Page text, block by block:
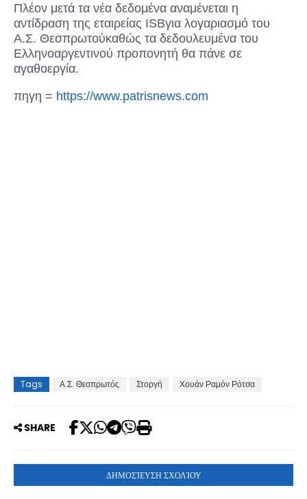
Πλέον μετά τα νέα δεδομένα αναμένεται η
αντίδραση της εταιρείας ISBγια λογαριασμό του
Α.Σ. Θεσπρωτούκαθώς τα δεδουλευμένα του
Ελληνοαργεντινού προπονητή θα πάνε σε
αγαθοεργία.
πηγη = https://www.patrisnews.com
Tags Α.Σ. Θεσπρωτός Στοργή Χουάν Ραμόν Ρότσα
SHARE
ΔΗΜΟΣΊΕΥΣΗ ΣΧΟΛΊΟΥ